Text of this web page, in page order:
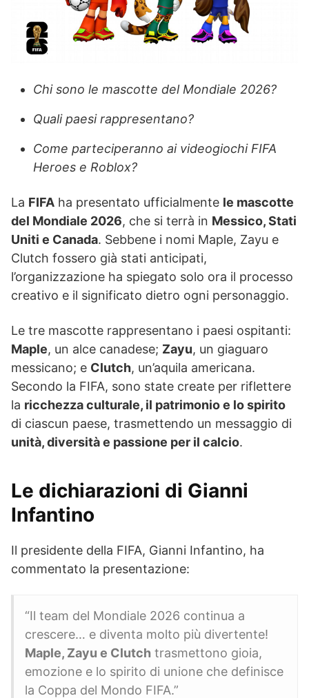
Chi sono le mascotte del Mondiale 2026?
Quali paesi rappresentano?
Come parteciperanno ai videogiochi FIFA
Heroes e Roblox?
La FIFA ha presentato ufficialmente le mascotte
del Mondiale 2026, che si terrà in Messico, Stati
Uniti e Canada. Sebbene i nomi Maple, Zayu e
Clutch fossero già stati anticipati,
l’organizzazione ha spiegato solo ora il processo
creativo e il significato dietro ogni personaggio.
Le tre mascotte rappresentano i paesi ospitanti:
Maple, un alce canadese; Zayu, un giaguaro
messicano; e Clutch, un’aquila americana.
Secondo la FIFA, sono state create per riflettere
la ricchezza culturale, il patrimonio e lo spirito
di ciascun paese, trasmettendo un messaggio di
unità, diversità e passione per il calcio.
Le dichiarazioni di Gianni
Infantino
Il presidente della FIFA, Gianni Infantino, ha
commentato la presentazione:
“Il team del Mondiale 2026 continua a
crescere… e diventa molto più divertente!
Maple, Zayu e Clutch trasmettono gioia,
emozione e lo spirito di unione che definisce
la Coppa del Mondo FIFA.”